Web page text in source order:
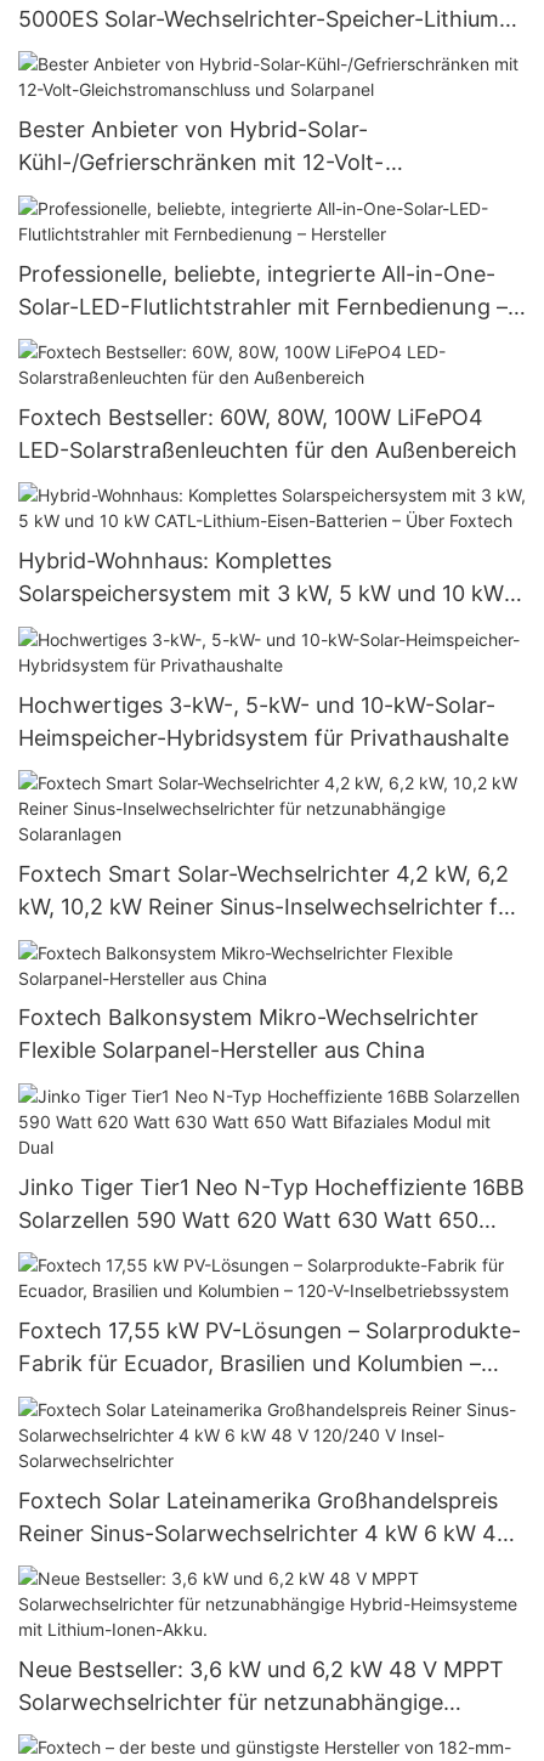
5000ES Solar-Wechselrichter-Speicher-Lithium-
Solar-Heimsystem
Bester Anbieter von Hybrid-Solar-
Kühl-/Gefrierschränken mit 12-Volt-
Gleichstromanschluss und Solarpanel
Professionelle, beliebte, integrierte All-in-One-
Solar-LED-Flutlichtstrahler mit Fernbedienung –
Hersteller
Foxtech Bestseller: 60W, 80W, 100W LiFePO4
LED-Solarstraßenleuchten für den Außenbereich
Hybrid-Wohnhaus: Komplettes
Solarspeichersystem mit 3 kW, 5 kW und 10 kW
CATL-Lithium-Eisen-Batterien – Über Foxtech
Hochwertiges 3-kW-, 5-kW- und 10-kW-Solar-
Heimspeicher-Hybridsystem für Privathaushalte
Foxtech Smart Solar-Wechselrichter 4,2 kW, 6,2
kW, 10,2 kW Reiner Sinus-Inselwechselrichter für
netzunabhängige Solaranlagen
Foxtech Balkonsystem Mikro-Wechselrichter
Flexible Solarpanel-Hersteller aus China
Jinko Tiger Tier1 Neo N-Typ Hocheffiziente 16BB
Solarzellen 590 Watt 620 Watt 630 Watt 650
Watt Bifaziales Modul mit Dual
Foxtech 17,55 kW PV-Lösungen – Solarprodukte-
Fabrik für Ecuador, Brasilien und Kolumbien –
120-V-Inselbetriebssystem
Foxtech Solar Lateinamerika Großhandelspreis
Reiner Sinus-Solarwechselrichter 4 kW 6 kW 48
V 120/240 V Insel-Solarwechselrichter
Neue Bestseller: 3,6 kW und 6,2 kW 48 V MPPT
Solarwechselrichter für netzunabhängige
Hybrid-Heimsysteme mit Lithium-Ionen-Akku.